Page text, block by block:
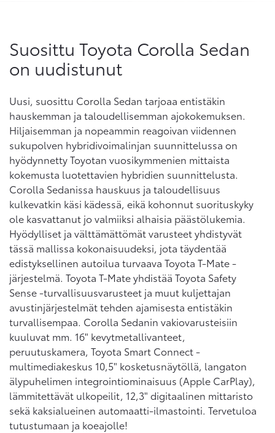
Suosittu Toyota Corolla Sedan
on uudistunut
Uusi, suosittu Corolla Sedan tarjoaa entistäkin
hauskemman ja taloudellisemman ajokokemuksen.
Hiljaisemman ja nopeammin reagoivan viidennen
sukupolven hybridivoimalinjan suunnittelussa on
hyödynnetty Toyotan vuosikymmenien mittaista
kokemusta luotettavien hybridien suunnittelusta.
Corolla Sedanissa hauskuus ja taloudellisuus
kulkevatkin käsi kädessä, eikä kohonnut suorituskyky
ole kasvattanut jo valmiiksi alhaisia päästölukemia.
Hyödylliset ja välttämättömät varusteet yhdistyvät
tässä mallissa kokonaisuudeksi, jota täydentää
edistyksellinen autoilua turvaava Toyota T-Mate -
järjestelmä. Toyota T-Mate yhdistää Toyota Safety
Sense -turvallisuusvarusteet ja muut kuljettajan
avustinjärjestelmät tehden ajamisesta entistäkin
turvallisempaa. Corolla Sedanin vakiovarusteisiin
kuuluvat mm. 16" kevytmetallivanteet,
peruutuskamera, Toyota Smart Connect -
multimediakeskus 10,5" kosketusnäytöllä, langaton
älypuhelimen integrointiominaisuus (Apple CarPlay),
lämmitettävät ulkopeilit, 12,3" digitaalinen mittaristo
sekä kaksialueinen automaatti-ilmastointi. Tervetuloa
tutustumaan ja koeajolle!